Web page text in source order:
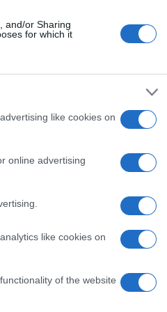
and/or Sharing
for which it
like cookies on
online advertising
like cookies on
of the website
και γιατί
το κείμενο
ο Σωκράτης